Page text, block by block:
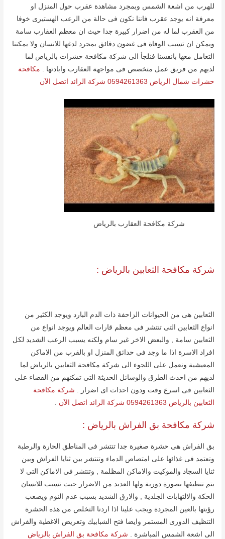
للھرب من اشعة الشمس وبمجرد مشاھدة عقرب حول المنزل او
معرفة انه یوجد عقرب فاننا نكون فى حالة من الرعب الھستیرى خوفا
من العقرب لما له من اضرار كبیرة جدا حیث ان معظم العقارب سامة
ویمكن ان تسبب الوفاة فى غضون دقائق بمجرد لدغھا للانسان ولا یمكننا
التعامل معھا بانفسنا فنلجأ الى شركة مكافحة حشرات بالریاض لما
لدیھم من فریق عمل متخصص فى مواجھة العقارب وابادتھا . مكافحة
حشرات شمال الرياض 0594261363 شركة الرائد اتصل الآن
شركة مكافحة العقارب بالرياض
شركة مكافحة الثعابین بالریاض :
الثعابین ھى من الحیوانات الزاحفة ذات الدم البارد ویوجد الكثیر من
انواع الثعابین التى تنتشر فى معظم قارات العالم ویوجد انواع من
الثعابین سامة , والبعض الاخر غیر سام ولكنه یسبب الرعب الشدید لكل
افراد الاسرة اذا ما وجد فى حدائق المنزل او بالقرب من الاماكن
المعیشیة ونعمل على اللجوء الى شركة مكافحة الثعابین بالریاض لما
لدیھم من احدث الطرق والوسائل الحدیثة التى تمكنھم من القضاء على
الثعابین فى اسرع وقت ودون احداث اى اضرار . شركة مكافحة
الثعابين بالرياض 0594261363 شركة الرائد اتصل الآن
شركة مكافحة بق الفراش بالریاض :
بق الفراش ھى حشرة صغیرة جدا تنتشر فى المناطق الحارة والرطبة
وتعتمد فى غذائھا على امتصاص الدماء وتنتشر بین ثنایا الفراش وبین
ثنایا السجاد والموكیت والاماكن المظلمة , وتنتشر فى الاماكن التى لا
یتم تنظیفھا بصورة دوریة ولھا العدید من الاضرار حیث تسبب للانسان
الحكة والالتھابات الجلدیة , والارق الشدید بسبب عدم النوم ویصعب
رؤیتھا بالعین المجردة ویجب علینا اذا اردنا التخلص من ھذه الحشرة
التنظیف الدورى المستمر وایضا فتح الشبابیك وتعریض الاغطیة والفراش
الى اشعة الشمس المباشرة . شركة مكافحة بق الفراش بالرياض